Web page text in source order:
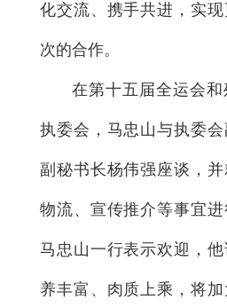
化交流、携手共进，实
次的合作。
在第十五届全运会
执委会，马忠山与执委
副秘书长杨伟强座谈，
物流、宣传推介等事宜
马忠山一行表示欢迎，
养丰富、肉质上乘，将